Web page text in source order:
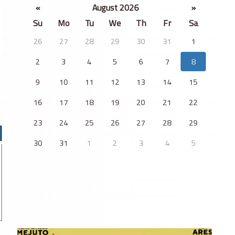
« August 2026
»
Su
Mo Tu We Th Fr Sa
26 27 28 29 30 31
1
2
3 4 5 6 7
8
9
10 11 12 13 14
15
16
17 18 19 20 21
22
23
24 25 26 27 28
29
30
31 1 2 3 4 5